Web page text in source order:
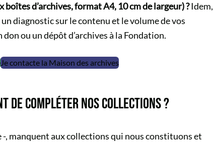
d’archives, format A4, 10 cm de largeur) ?Idem,
diagnostic sur le contenu et le volume de vos
ou un dépôt d’archives à la Fondation.
Je contacte la Maison des archives
DE COMPLÉTER NOS COLLECTIONS ?
, manquent aux collections qui nous constituons et